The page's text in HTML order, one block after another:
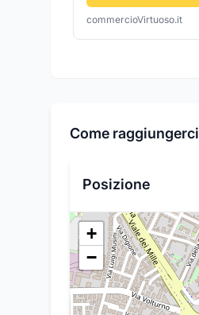
commercioVirtuoso.it
Come raggiungerci
Posizione
+
−